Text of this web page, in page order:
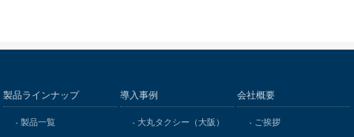
製品ラインナップ
製品一覧
導入事例
大丸タクシー（大阪）
会社概要
ご挨拶